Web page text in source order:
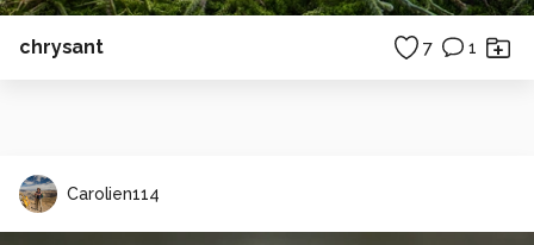
chrysant 7 1
Carolien114